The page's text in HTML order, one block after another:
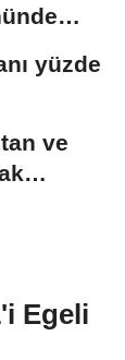
yüzde
ve
Egeli